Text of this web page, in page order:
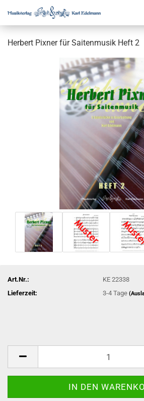
Herbert Pixner für Saitenmusik Heft 2
Art.Nr.:
KE 22338
Lieferzeit:
3-4 Tage